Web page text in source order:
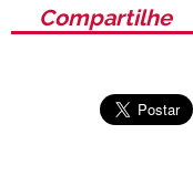
Compartilhe